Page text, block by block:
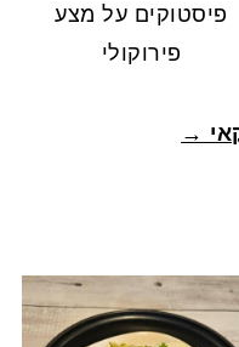
פיסטוקים על מצע
פירוקולי
→